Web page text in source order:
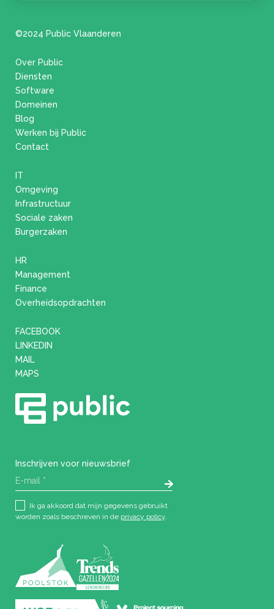
©2024 Public Vlaanderen
Over Public
Diensten
Software
Domeinen
Blog
Werken bij Public
Contact
IT
Omgeving
Infrastructuur
Sociale zaken
Burgerzaken
HR
Management
Finance
Overheidsopdrachten
FACEBOOK
LINKEDIN
MAIL
MAPS
Inschrijven voor nieuwsbrief
Ik ga akkoord dat mijn gegevens gebruikt
worden zoals beschreven in de privacy policy.